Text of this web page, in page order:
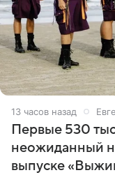
13 часов назад
Первые 530
неожиданный
выпуске